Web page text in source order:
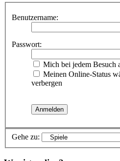
Benutzername:
Passwort:
Mich bei jedem Besuch
Meinen Online-Status
verbergen
Gehe zu: